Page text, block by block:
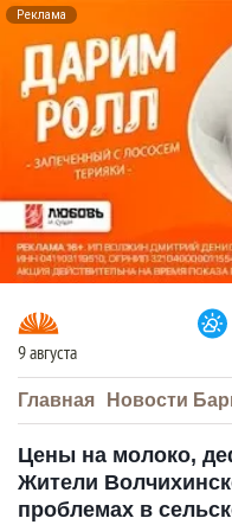
Реклама
9 августа
Главная Новости
Цены на молоко,
Жители
проблемах в